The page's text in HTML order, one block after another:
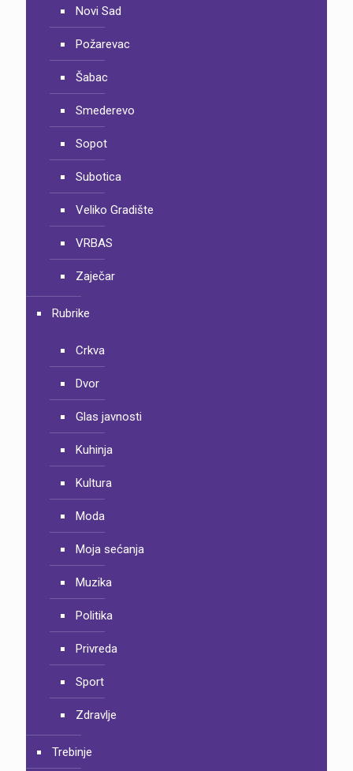
Novi Sad
Požarevac
Šabac
Smederevo
Sopot
Subotica
Veliko Gradište
VRBAS
Zaječar
Rubrike
Crkva
Dvor
Glas javnosti
Kuhinja
Kultura
Moda
Moja sećanja
Muzika
Politika
Privreda
Sport
Zdravlje
Trebinje